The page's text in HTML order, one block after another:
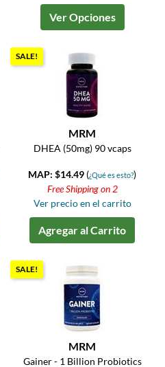
Ver Opciones
SALE!
MRM
DHEA (50mg) 90 vcaps
MAP: $14.49 (¿Qué es esto?)
Free Shipping on 2
Ver precio en el carrito
Agregar al Carrito
SALE!
MRM
Gainer - 1 Billion Probiotics